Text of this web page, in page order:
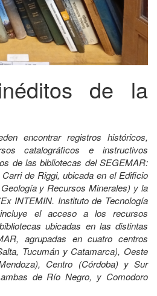
de la
encontrar registros históricos,
catalográficos e instructivos
de las bibliotecas del SEGEMAR:
de Riggi, ubicada en el Edificio
y Recursos Minerales) y la
INTEMIN. Instituto de Tecnología
el acceso a los recursos
ubicadas en las distintas
agrupadas en cuatro centros
Tucumán y Catamarca), Oeste
Centro (Córdoba) y Sur
de Río Negro, y Comodoro